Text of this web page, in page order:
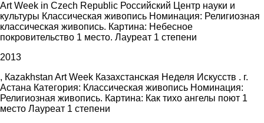
Art Week in Czech Republic Российский Центр науки и
культуры Классическая живопись Номинация: Религиозная
классическая живопись. Картина: Небесное
покровительство 1 место. Лауреат 1 степени
2013
, Каzakhstan Art Week Казахстанская Неделя Искусств . г.
Астана Категория: Классическая живопись Номинация:
Религиозная живопись. Картина: Как тихо ангелы поют 1
место Лауреат 1 степени